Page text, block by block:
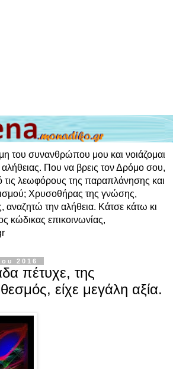
του συνανθρώπου μου και νοιάζομαι
αλήθειας. Που να βρεις τον Δρόμο σου,
τις λεωφόρους της παραπλάνησης και
Χρυσοθήρας της γνώσης,
αναζητώ την αλήθεια. Κάτσε κάτω κι
κώδικας επικοινωνίας,
2016
πέτυχε, της
είχε μεγάλη αξία.